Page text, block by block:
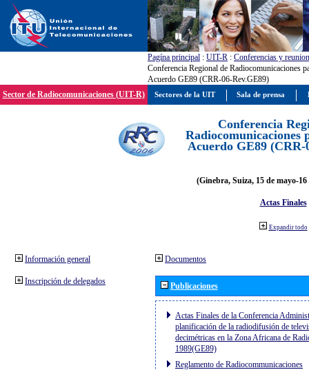
Pagína principal : UIT-R : Conferencias y
Conferencia Regional de Radiocomunicaciones
Acuerdo GE89 (CRR-06-Rev.GE89)
Sector de Radiocomunicaciones (UIT-R)
Conferencia
Radiocomunicaciones
Acuerdo GE89 (CRR-
(Ginebra, Suiza, 15 de mayo-
Actas Finales
Expandir todo
Información general
Inscripción de delegados
Documentos
Publicaciones
Actas Finales de la Conferencia
planificación de la radiodifusión de
decimétricas en la Zona Africana de
1989(GE89)
Reglamento de Radiocommunicaciones
Sectores de la UIT Sala de prensa